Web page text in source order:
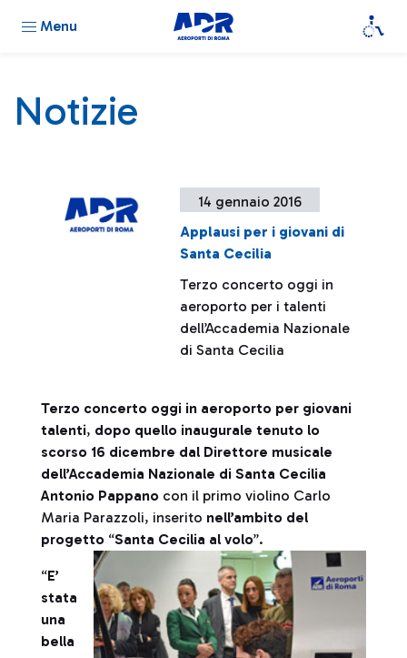
Menu
Notizie
14 gennaio 2016
Applausi per i giovani di
Santa Cecilia
Terzo concerto oggi in
aeroporto per i talenti
dell’Accademia Nazionale
di Santa Cecilia
Terzo concerto oggi in aeroporto per giovani
talenti, dopo quello inaugurale tenuto lo
scorso 16 dicembre dal Direttore musicale
dell’Accademia Nazionale di Santa Cecilia
Antonio Pappano con il primo violino Carlo
Maria Parazzoli, inserito nell’ambito del
progetto “Santa Cecilia al volo”.
“E’
stata
una
bella